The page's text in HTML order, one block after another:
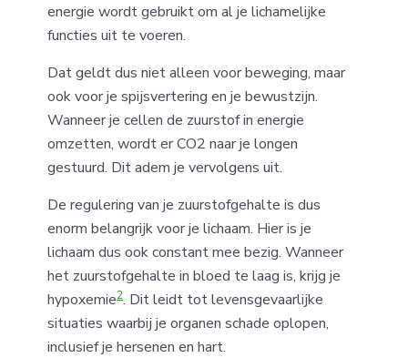
energie wordt gebruikt om al je lichamelijke
functies uit te voeren.
Dat geldt dus niet alleen voor beweging, maar
ook voor je spijsvertering en je bewustzijn.
Wanneer je cellen de zuurstof in energie
omzetten, wordt er CO2 naar je longen
gestuurd. Dit adem je vervolgens uit.
De regulering van je zuurstofgehalte is dus
enorm belangrijk voor je lichaam. Hier is je
lichaam dus ook constant mee bezig. Wanneer
het zuurstofgehalte in bloed te laag is, krijg je
hypoxemie2. Dit leidt tot levensgevaarlijke
situaties waarbij je organen schade oplopen,
inclusief je hersenen en hart.